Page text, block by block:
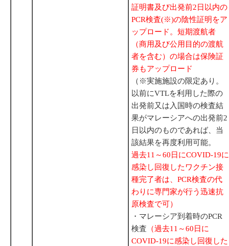
証明書及び出発前2日以内の
PCR検査(※)の陰性証明をア
ップロード。短期渡航者
（商用及び公用目的の渡航
者を含む）の場合は保険証
券もアップロード
（※実施施設の限定あり。
以前にVTLを利用した際の
出発前又は入国時の検査結
果がマレーシアへの出発前2
日以内のものであれば、当
該結果を再度利用可能。
過去11～60日にCOVID-19に
感染し回復したワクチン接
種完了者は、PCR検査の代
わりに専門家が行う迅速抗
原検査で可）
・マレーシア到着時のPCR
検査 （過去11～60日に
COVID-19に感染し回復した